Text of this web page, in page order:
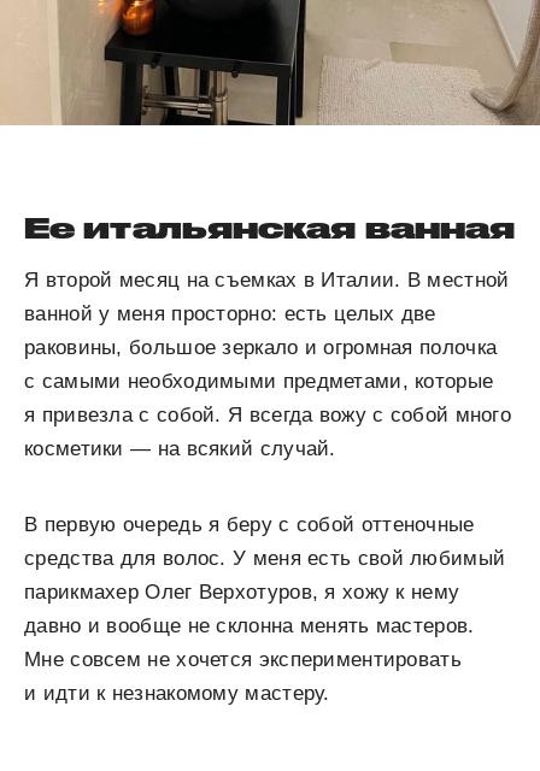
Ее итальянская ванная
Я второй месяц на съемках в Италии. В местной
ванной у меня просторно: есть целых две
раковины, большое зеркало и огромная полочка
с самыми необходимыми предметами, которые
я привезла с собой. Я всегда вожу с собой много
косметики — на всякий случай.
В первую очередь я беру с собой оттеночные
средства для волос. У меня есть свой любимый
парикмахер Олег Верхотуров, я хожу к нему
давно и вообще не склонна менять мастеров.
Мне совсем не хочется экспериментировать
и идти к незнакомому мастеру.